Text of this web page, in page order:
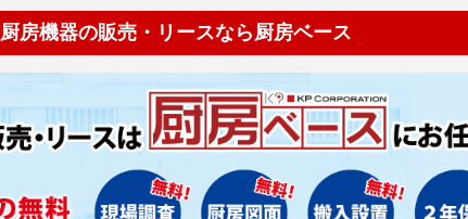
厨房機器の販売・リースなら厨房ベース